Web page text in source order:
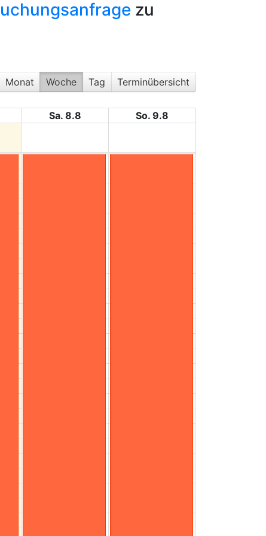
zu
Monat Woche Tag Terminübersicht
Sa. 8.8
So. 9.8